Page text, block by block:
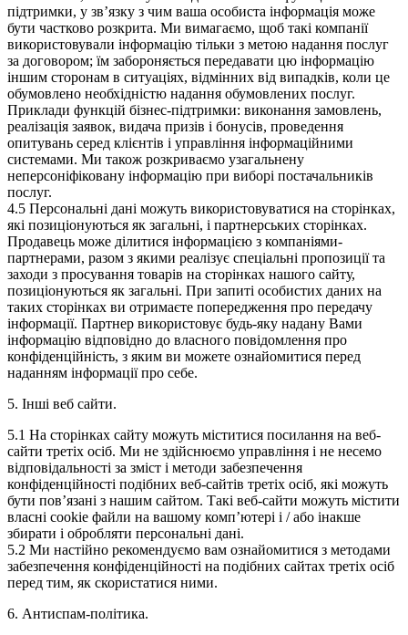
підтримки, у зв’язку з чим ваша особиста інформація може
бути частково розкрита. Ми вимагаємо, щоб такі компанії
використовували інформацію тільки з метою надання послуг
за договором; їм забороняється передавати цю інформацію
іншим сторонам в ситуаціях, відмінних від випадків, коли це
обумовлено необхідністю надання обумовлених послуг.
Приклади функцій бізнес-підтримки: виконання замовлень,
реалізація заявок, видача призів і бонусів, проведення
опитувань серед клієнтів і управління інформаційними
системами. Ми також розкриваємо узагальнену
неперсоніфіковану інформацію при виборі постачальників
послуг.
4.5 Персональні дані можуть використовуватися на сторінках,
які позиціонуються як загальні, і партнерських сторінках.
Продавець може ділитися інформацією з компаніями-
партнерами, разом з якими реалізує спеціальні пропозиції та
заходи з просування товарів на сторінках нашого сайту,
позиціонуються як загальні. При запиті особистих даних на
таких сторінках ви отримаєте попередження про передачу
інформації. Партнер використовує будь-яку надану Вами
інформацію відповідно до власного повідомлення про
конфіденційність, з яким ви можете ознайомитися перед
наданням інформації про себе.
5. Інші веб сайти.
5.1 На сторінках сайту можуть міститися посилання на веб-
сайти третіх осіб. Ми не здійснюємо управління і не несемо
відповідальності за зміст і методи забезпечення
конфіденційності подібних веб-сайтів третіх осіб, які можуть
бути пов’язані з нашим сайтом. Такі веб-сайти можуть містити
власні cookie файли на вашому комп’ютері і / або інакше
збирати і обробляти персональні дані.
5.2 Ми настійно рекомендуємо вам ознайомитися з методами
забезпечення конфіденційності на подібних сайтах третіх осіб
перед тим, як скористатися ними.
6. Антиспам-політика.